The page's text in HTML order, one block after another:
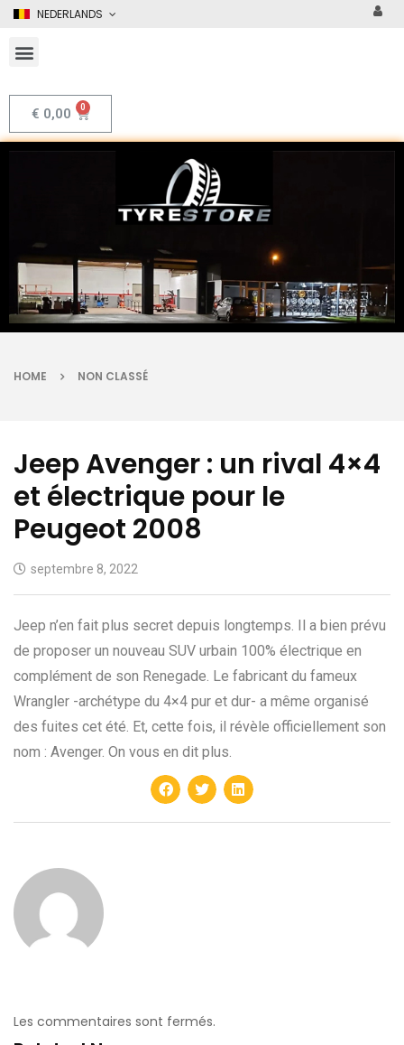
NEDERLANDS
€ 0,00
HOME NON CLASSÉ
Jeep Avenger : un rival 4×4
et électrique pour le
Peugeot 2008
septembre 8, 2022
Jeep n’en fait plus secret depuis longtemps. Il a bien prévu
de proposer un nouveau SUV urbain 100% électrique en
complément de son Renegade. Le fabricant du fameux
Wrangler -archétype du 4×4 pur et dur- a même organisé
des fuites cet été. Et, cette fois, il révèle officiellement son
nom : Avenger. On vous en dit plus.
Les commentaires sont fermés.